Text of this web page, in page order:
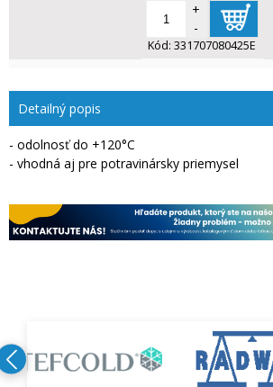
+
-
Kód: 331707080425E
Detailný popis
- odolnosť do +120°C
- vhodná aj pre potravinársky priemysel